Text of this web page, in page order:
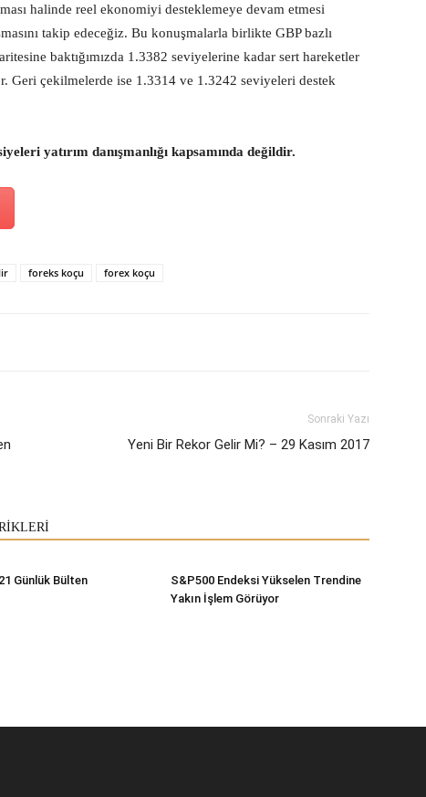
halinde reel ekonomiyi desteklemeye devam etmesi
takip edeceğiz. Bu konuşmalarla birlikte GBP bazlı
baktığımızda 1.3382 seviyelerine kadar sert hareketler
Geri çekilmelerde ise 1.3314 ve 1.3242 seviyeleri destek
yatırım danışmanlığı kapsamında değildir.
foreks koçu forex koçu
Sonraki Yazı
Yeni Bir Rekor Gelir Mi? – 29 Kasım 2017
Günlük Bülten
S&P500 Endeksi Yükselen Trendine
Yakın İşlem Görüyor